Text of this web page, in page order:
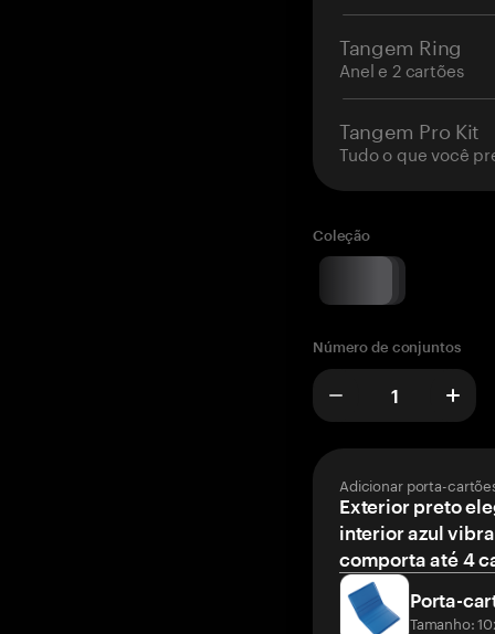
Tangem Ring
Anel e 2 cartões
Tangem Pro Kit
Tudo o que você
Coleção
Número de conjuntos
Adicionar porta-
Exterior preto
interior azul
comporta até 4
Porta-
Tamanho: